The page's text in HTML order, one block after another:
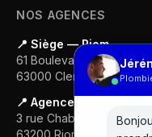
NOS AGENCES
📍 Siège — Riom
61 Boulevard Gustave
63000 Clermont-Ferrand
📍 Agence — Clermont-
3 rue Chabrol
63200 Riom